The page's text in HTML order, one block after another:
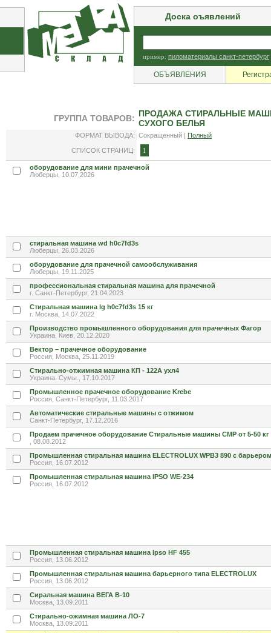
Доска оъявлений
пример: пиломатериалы санкт-петербург
ОБЪЯВЛЕНИЯ
ГРУППА ТОВАРОВ: ПРОДАЖА СТИРАЛЬНЫЕ
СУХОГО БЕЛЬЯ
ФОРМАТ ВЫВОДА: Сокращенный | Полный
СПИСОК СТРАНИЦ: 1
оборудование для мини прачечной
Люберцы, 10.07.2026
стиральная машина wd h0c7fd3s
Люберцы, 26.03.2026
оборудование для прачечной самообслуживания
Люберцы, 19.11.2025
профессиональная стиральная машина для прачечной
г. Санкт-Петербург, 21.04.2023
Cтиральная машина lg h0c7fd3s 15 кг
г. Москва, 14.07.2022
Производство промышленного оборудования для прачечных Фагор
Украина, Киев, 20.12.2020
Вектор – прачечное оборудование
Россия, Москва, 25.11.2019
Стирально-отжимная машина КП - 122А ухл4
Украина. Сумы., 17.10.2017
Промышленное прачечное оборудование Krebe
Россия, Санкт-Петербург, 11.03.2017
Автоматические стиральные машины с отжимом
Санкт-Петербург, 17.12.2016
Продаем прачечное оборудование Стиральные машины СМР от 5-50 кг
, 08.08.2012
Промышленная стиральная машина ELECTROLUX WPB3 890 с
Россия, 16.07.2012
Промышленная стиральная машина IPSO WE-234
Россия, 16.07.2012
Промышленная стиральная машина Ipso HF 455
Россия, 13.06.2012
Промышленная стиральная машина барьерного типа ELECTROLUX
Россия, 13.06.2012
Сиральная машина ВЕГА В-10
Москва, 13.09.2011
Стирально-ожимная машина ЛО-7
Москва, 13.09.2011